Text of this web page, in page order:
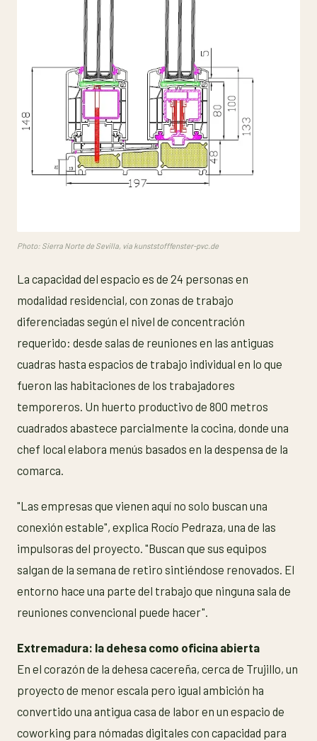
Photo: Sierra Norte de Sevilla, via kunststofffenster-pvc.de
La capacidad del espacio es de 24 personas en
modalidad residencial, con zonas de trabajo
diferenciadas según el nivel de concentración
requerido: desde salas de reuniones en las antiguas
cuadras hasta espacios de trabajo individual en lo que
fueron las habitaciones de los trabajadores
temporeros. Un huerto productivo de 800 metros
cuadrados abastece parcialmente la cocina, donde una
chef local elabora menús basados en la despensa de la
comarca.
"Las empresas que vienen aquí no solo buscan una
conexión estable", explica Rocío Pedraza, una de las
impulsoras del proyecto. "Buscan que sus equipos
salgan de la semana de retiro sintiéndose renovados. El
entorno hace una parte del trabajo que ninguna sala de
reuniones convencional puede hacer".
Extremadura: la dehesa como oficina abierta
En el corazón de la dehesa cacereña, cerca de Trujillo, un
proyecto de menor escala pero igual ambición ha
convertido una antigua casa de labor en un espacio de
coworking para nómadas digitales con capacidad para